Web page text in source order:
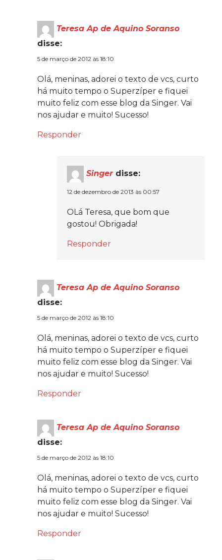
Teresa Ap de Aquino Soranso
disse:
5 de março de 2012 às 18:10
Olá, meninas, adorei o texto de vcs, curto
há muito tempo o Superzíper e fiquei
muito feliz com esse blog da Singer. Vai
nos ajudar e muito! Sucesso!
Responder
Singer disse:
12 de dezembro de 2013 às 00:57
OLá Teresa, que bom que
gostou! Obrigada!
Responder
Teresa Ap de Aquino Soranso
disse:
5 de março de 2012 às 18:10
Olá, meninas, adorei o texto de vcs, curto
há muito tempo o Superzíper e fiquei
muito feliz com esse blog da Singer. Vai
nos ajudar e muito! Sucesso!
Responder
Teresa Ap de Aquino Soranso
disse:
5 de março de 2012 às 18:10
Olá, meninas, adorei o texto de vcs, curto
há muito tempo o Superzíper e fiquei
muito feliz com esse blog da Singer. Vai
nos ajudar e muito! Sucesso!
Responder